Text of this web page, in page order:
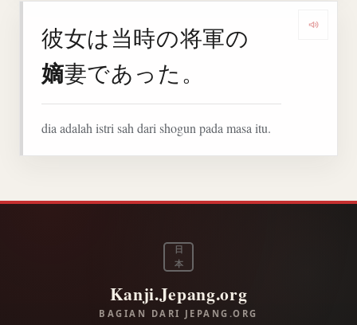
彼女は当時の将軍の
嫡妻であった。
dia adalah istri sah dari shogun pada masa itu.
日
本
Kanji.Jepang.org
BAGIAN DARI JEPANG.ORG